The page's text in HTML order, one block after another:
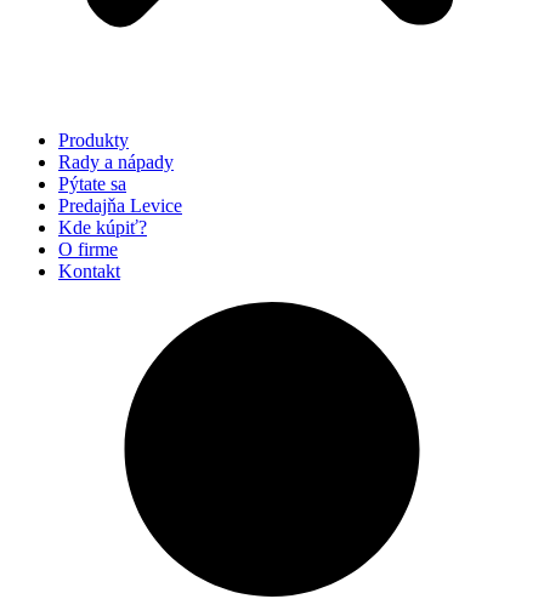
Produkty
Rady a nápady
Pýtate sa
Predajňa Levice
Kde kúpiť?
O firme
Kontakt